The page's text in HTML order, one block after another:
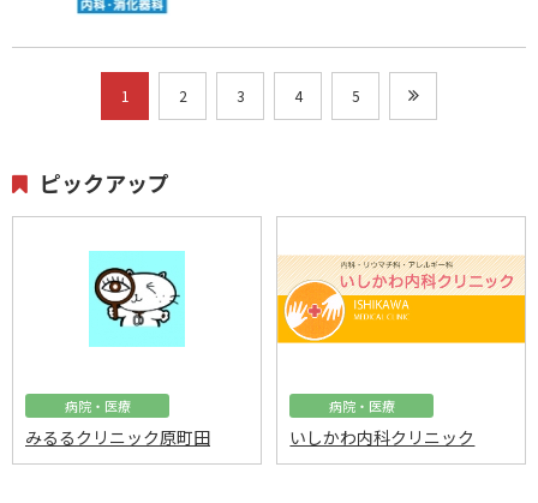
1 2 3 4 5
ピックアップ
病院・医療
みるるクリニック原町田
病院・医療
いしかわ内科クリニック